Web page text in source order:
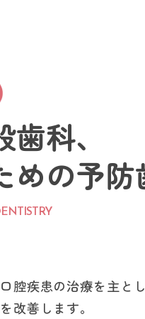
科、
めの予
腔疾患の治療を主とし
改善します。